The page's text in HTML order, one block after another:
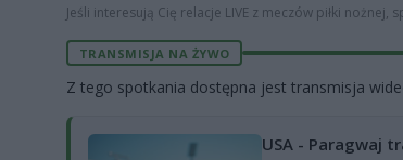
Jeśli interesują Cię relacje LIVE z meczów piłki nożnej,
TRANSMISJA NA ŻYWO
Z tego spotkania dostępna jest transmisja
USA - Paragwaj